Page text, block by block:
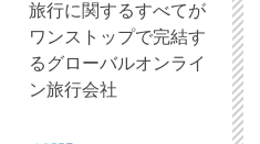
旅行に関するすべてが
ワンストップで完結す
るグローバルオンライ
ン旅行会社